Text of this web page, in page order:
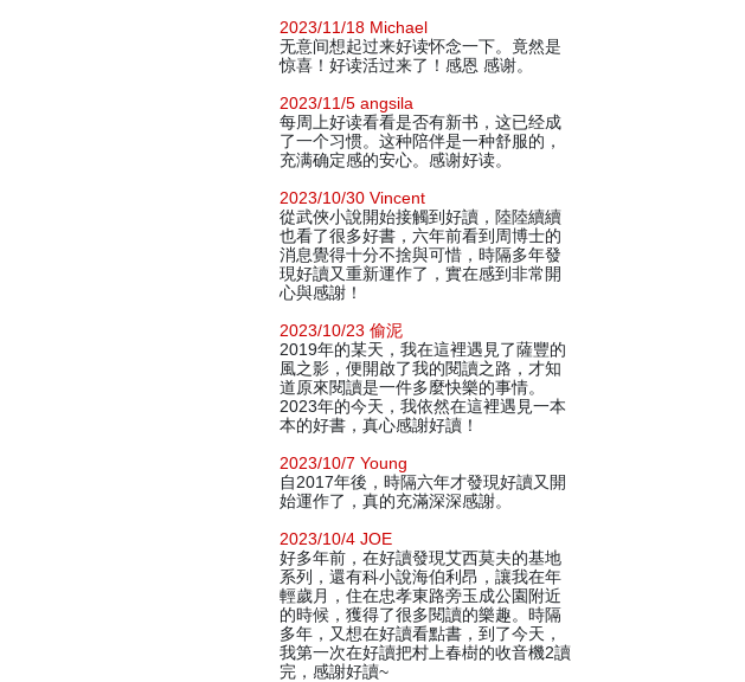
2023/11/18 Michael
无意间想起过来好读怀念一下。竟然是
惊喜！好读活过来了！感恩 感谢。
2023/11/5 angsila
每周上好读看看是否有新书，这已经成
了一个习惯。这种陪伴是一种舒服的，
充满确定感的安心。感谢好读。
2023/10/30 Vincent
從武俠小說開始接觸到好讀，陸陸續續
也看了很多好書，六年前看到周博士的
消息覺得十分不捨與可惜，時隔多年發
現好讀又重新運作了，實在感到非常開
心與感謝！
2023/10/23 偷泥
2019年的某天，我在這裡遇見了薩豐的
風之影，便開啟了我的閱讀之路，才知
道原來閱讀是一件多麼快樂的事情。
2023年的今天，我依然在這裡遇見一本
本的好書，真心感謝好讀！
2023/10/7 Young
自2017年後，時隔六年才發現好讀又開
始運作了，真的充滿深深感謝。
2023/10/4 JOE
好多年前，在好讀發現艾西莫夫的基地
系列，還有科小說海伯利昂，讓我在年
輕歲月，住在忠孝東路旁玉成公園附近
的時候，獲得了很多閱讀的樂趣。時隔
多年，又想在好讀看點書，到了今天，
我第一次在好讀把村上春樹的收音機2讀
完，感謝好讀~